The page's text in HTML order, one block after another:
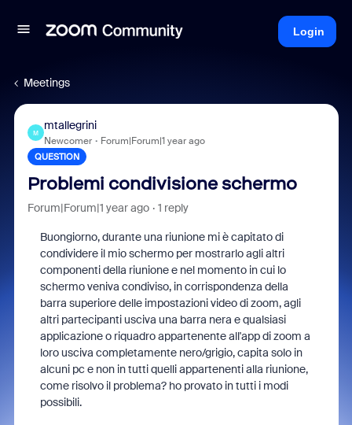
Login
Meetings
M
mtallegrini
Newcomer Forum|Forum|1 year ago
QUESTION
Problemi condivisione schermo
Forum|Forum|1 year ago 1 reply
Buongiorno, durante una riunione mi è capitato di
condividere il mio schermo per mostrarlo agli altri
componenti della riunione e nel momento in cui lo
schermo veniva condiviso, in corrispondenza della
barra superiore delle impostazioni video di zoom, agli
altri partecipanti usciva una barra nera e qualsiasi
applicazione o riquadro appartenente all'app di zoom a
loro usciva completamente nero/grigio, capita solo in
alcuni pc e non in tutti quelli appartenenti alla riunione,
come risolvo il problema? ho provato in tutti i modi
possibili.